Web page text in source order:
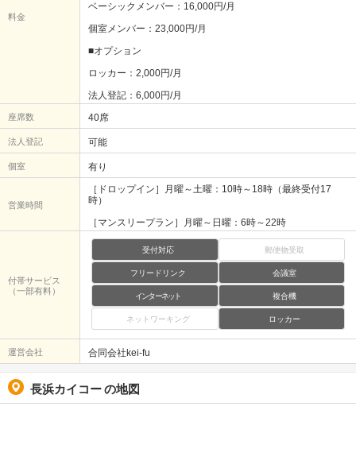
料金
ベーシックメンバー：16,000円/月
個室メンバー：23,000円/月
■オプション
ロッカー：2,000円/月
法人登記：6,000円/月
座席数 40席
法人登記 可能
個室 有り
営業時間
［ドロップイン］月曜～土曜：10時～18時（最終受付17
時）
［マンスリープラン］月曜～日曜：6時～22時
付帯サービス
（一部有料）
受付対応 郵便物受取
フリードリンク 会議室
インターネット 複合機
ネットワーキング ロッカー
運営会社 合同会社kei-fu
長浜カイコーの地図